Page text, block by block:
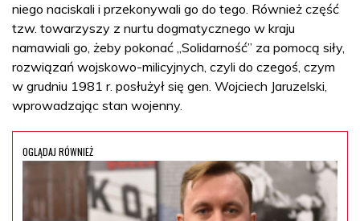
niego naciskali i przekonywali go do tego. Również część
tzw. towarzyszy z nurtu dogmatycznego w kraju
namawiali go, żeby pokonać „Solidarność” za pomocą siły,
rozwiązań wojskowo-milicyjnych, czyli do czegoś, czym
w grudniu 1981 r. posłużył się gen. Wojciech Jaruzelski,
wprowadzając stan wojenny.
OGLĄDAJ RÓWNIEŻ